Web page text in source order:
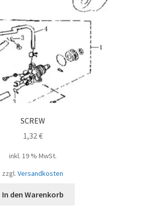
SCREW
1,32€
inkl. 19 % MwSt.
zzgl. Versandkosten
In den Warenkorb